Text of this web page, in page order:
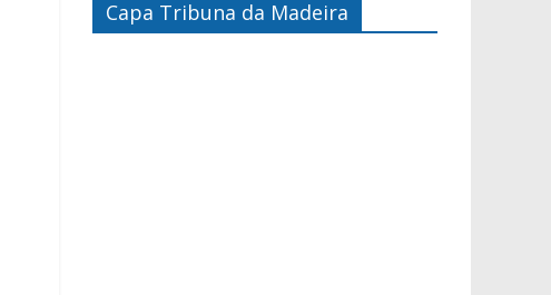
Capa Tribuna da Madeira